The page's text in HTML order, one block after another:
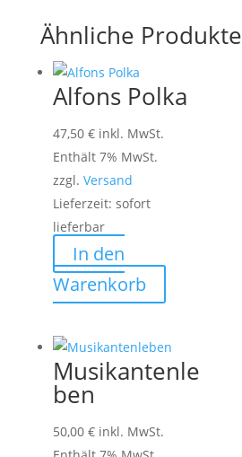
Ähnliche Produkte
Alfons Polka
47,50 € inkl. MwSt.
Enthält 7% MwSt.
zzgl. Versand
Lieferzeit: sofort
lieferbar
In den
Warenkorb
Musikantenle
ben
50,00 € inkl. MwSt.